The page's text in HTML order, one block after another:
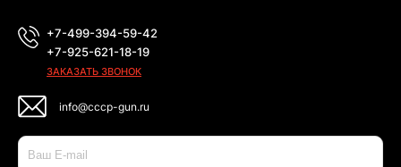
+7-499-394-59-42
+7-925-621-18-19
ЗАКАЗАТЬ ЗВОНОК
info@cccp-gun.ru